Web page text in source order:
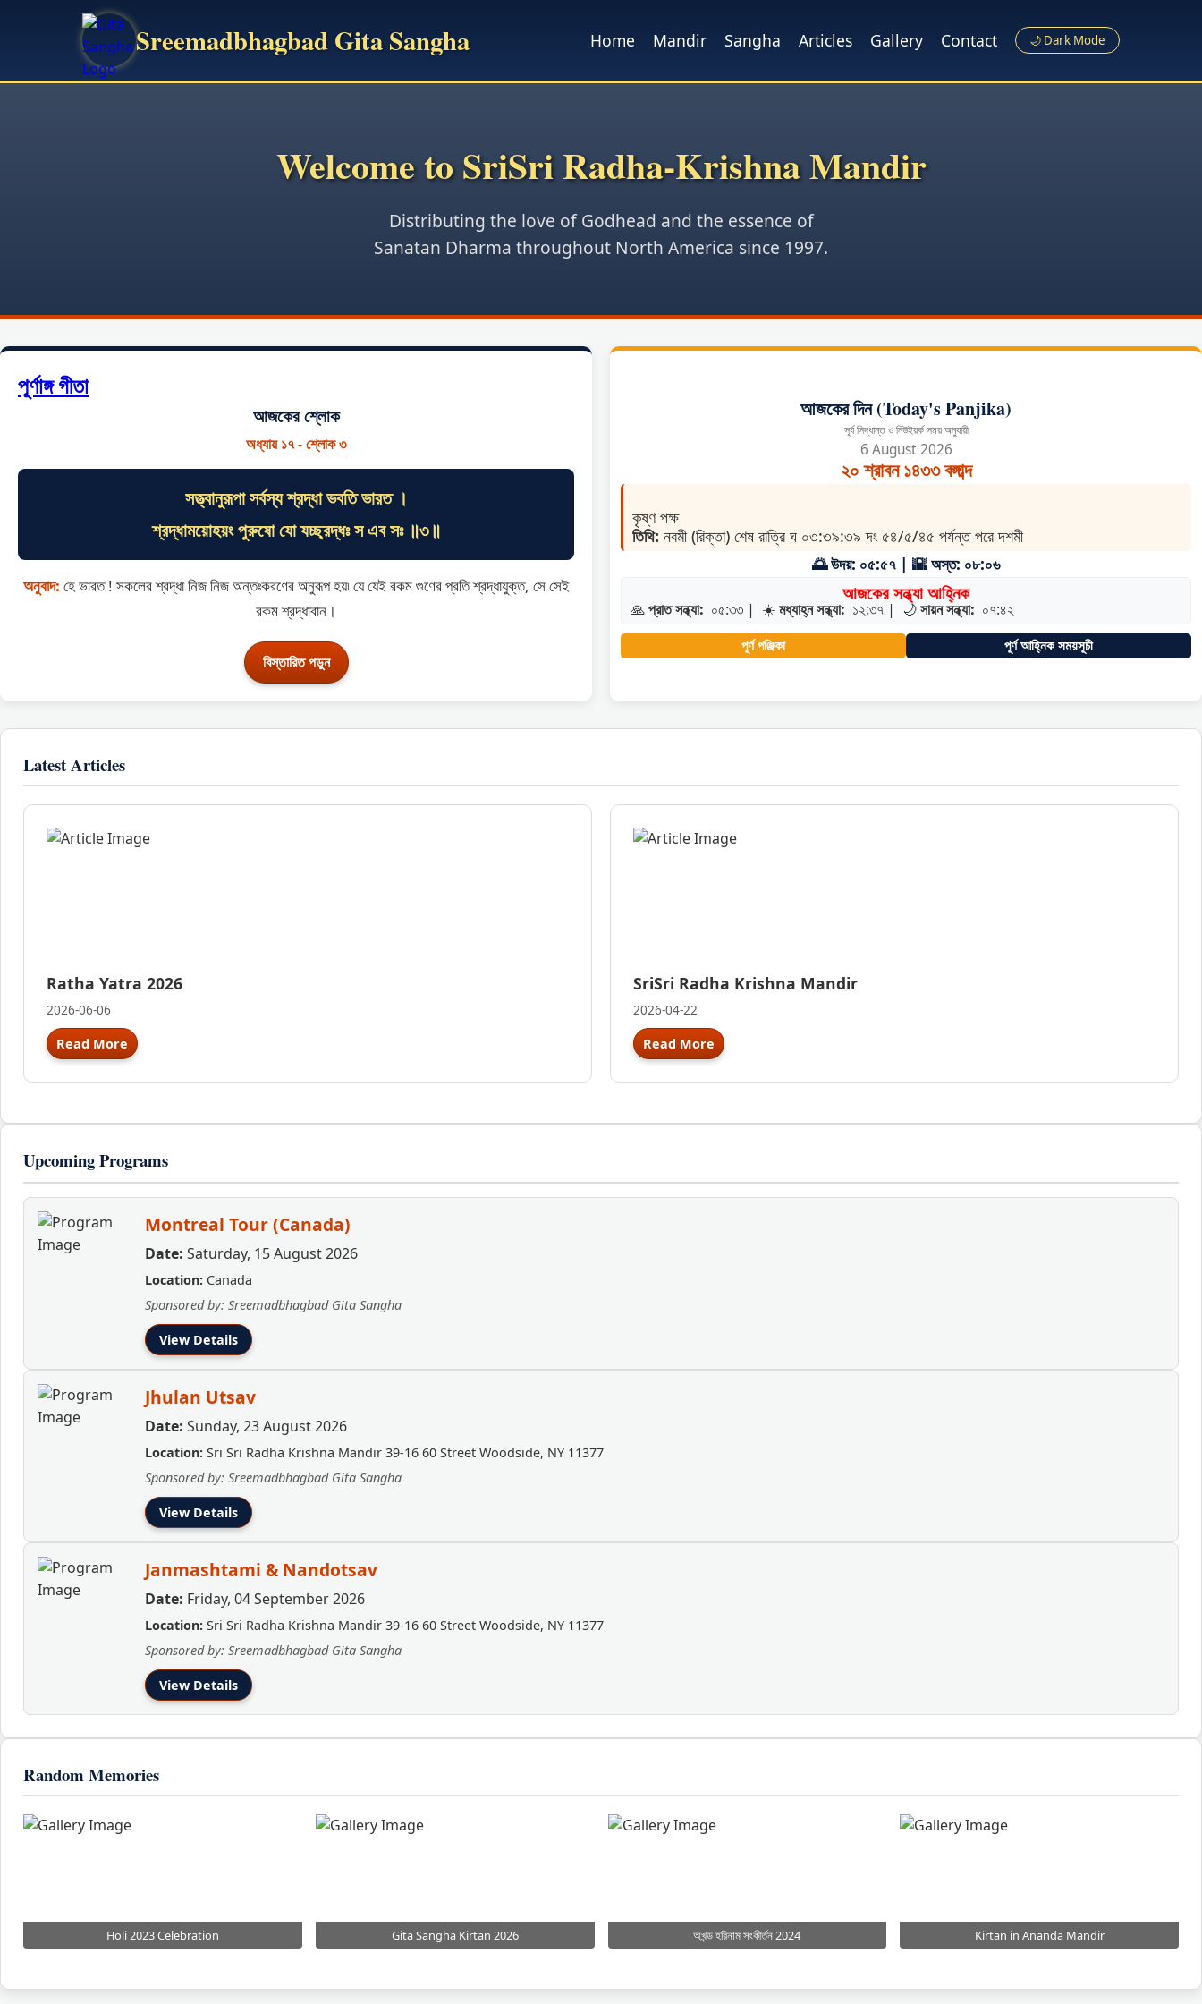
Sreemadbhagbad Gita Sangha Home Mandir Sangha Articles Gallery Contact 🌙 Dark Mode
Welcome to SriSri Radha-Krishna Mandir
Distributing the love of Godhead and the essence of
Sanatan Dharma throughout North America since 1997.
পূর্ণাঙ্গ গীতা
আজকের শ্লোক
অধ্যায় ১৭ - শ্লোক ৩
সত্ত্বানুরূপা সর্বস্য শ্রদ্ধা ভবতি ভারত ।
শ্রদ্ধাময়োহয়ং পুরুষো যো যচ্ছ্রদ্ধঃ স এব সঃ ॥৩॥
অনুবাদ: হে ভারত ! সকলের শ্রদ্ধা নিজ নিজ অন্তঃকরণের অনুরূপ হয়৷ যে যেই রকম গুণের প্রতি শ্রদ্ধাযুক্ত, সে সেই
রকম শ্রদ্ধাবান।
বিস্তারিত পড়ুন
আজকের দিন (Today's Panjika)
সূর্য সিদ্ধান্ত ও নিউইয়র্ক সময় অনুযায়ী
6 August 2026
২০ শ্রাবন ১৪৩৩ বঙ্গাব্দ
কৃষ্ণ পক্ষ
তিথি: নবমী (রিক্তা) শেষ রাত্রি ঘ ০৩:৩৯:৩৯ দং ৫৪/৫/৪৫ পর্যন্ত পরে দশমী
🌅 উদয়: ০৫:৫৭ | 🌇 অস্ত: ০৮:০৬
আজকের সন্ধ্যা আহ্নিক
🙏প্রাত সন্ধ্যা: ০৫:৩৩ | ☀️ মধ্যাহ্ন সন্ধ্যা: ১২:৩৭ | 🌙সায়ন সন্ধ্যা: ০৭:৪২
পূর্ণ পঞ্জিকা পূর্ণ আহ্নিক সময়সূচী
Latest Articles
Ratha Yatra 2026
2026-06-06
Read More
SriSri Radha Krishna Mandir
2026-04-22
Read More
Upcoming Programs
Montreal Tour (Canada)
Date: Saturday, 15 August 2026
Location: Canada
Sponsored by: Sreemadbhagbad Gita Sangha
View Details
Jhulan Utsav
Date: Sunday, 23 August 2026
Location: Sri Sri Radha Krishna Mandir 39-16 60 Street Woodside, NY 11377
Sponsored by: Sreemadbhagbad Gita Sangha
View Details
Janmashtami & Nandotsav
Date: Friday, 04 September 2026
Location: Sri Sri Radha Krishna Mandir 39-16 60 Street Woodside, NY 11377
Sponsored by: Sreemadbhagbad Gita Sangha
View Details
Random Memories
Holi 2023 Celebration Gita Sangha Kirtan 2026 অখন্ড হরিনাম সংকীর্তন 2024 Kirtan in Ananda Mandir